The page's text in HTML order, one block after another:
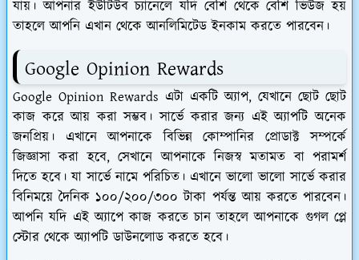
যায়। আপনার ইউটিউব চ্যানেলে যদি বেশি থেকে বেশি ভিউজ হয়
তাহলে আপনি এখান থেকে আনলিমিটেড ইনকাম করতে পারবেন।
Google Opinion Rewards
Google Opinion Rewards এটা একটি অ্যাপ, যেখানে ছোট ছোট
কাজ করে আয় করা সম্ভব। সার্ভে করার জন্য এই অ্যাপটি অনেক
জনপ্রিয়। এখানে আপনাকে বিভিন্ন কোম্পানির প্রোডাক্ট সম্পর্কে
জিজ্ঞাসা করা হবে, সেখানে আপনাকে নিজস্ব মতামত বা পরামর্শ
দিতে হবে। যা সার্ভে নামে পরিচিত। এখানে ভালো ভালো সার্ভে করার
বিনিময়ে দৈনিক ১০০/২০০/৩০০ টাকা পর্যন্ত আয় করতে পারবেন।
আপনি যদি এই অ্যাপে কাজ করতে চান তাহলে আপনাকে গুগল প্লে
স্টোর থেকে অ্যাপটি ডাউনলোড করতে হবে।